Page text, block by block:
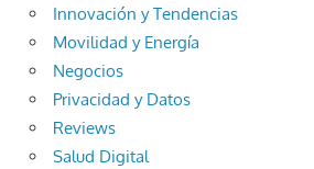
Innovación y Tendencias
Movilidad y Energía
Negocios
Privacidad y Datos
Reviews
Salud Digital